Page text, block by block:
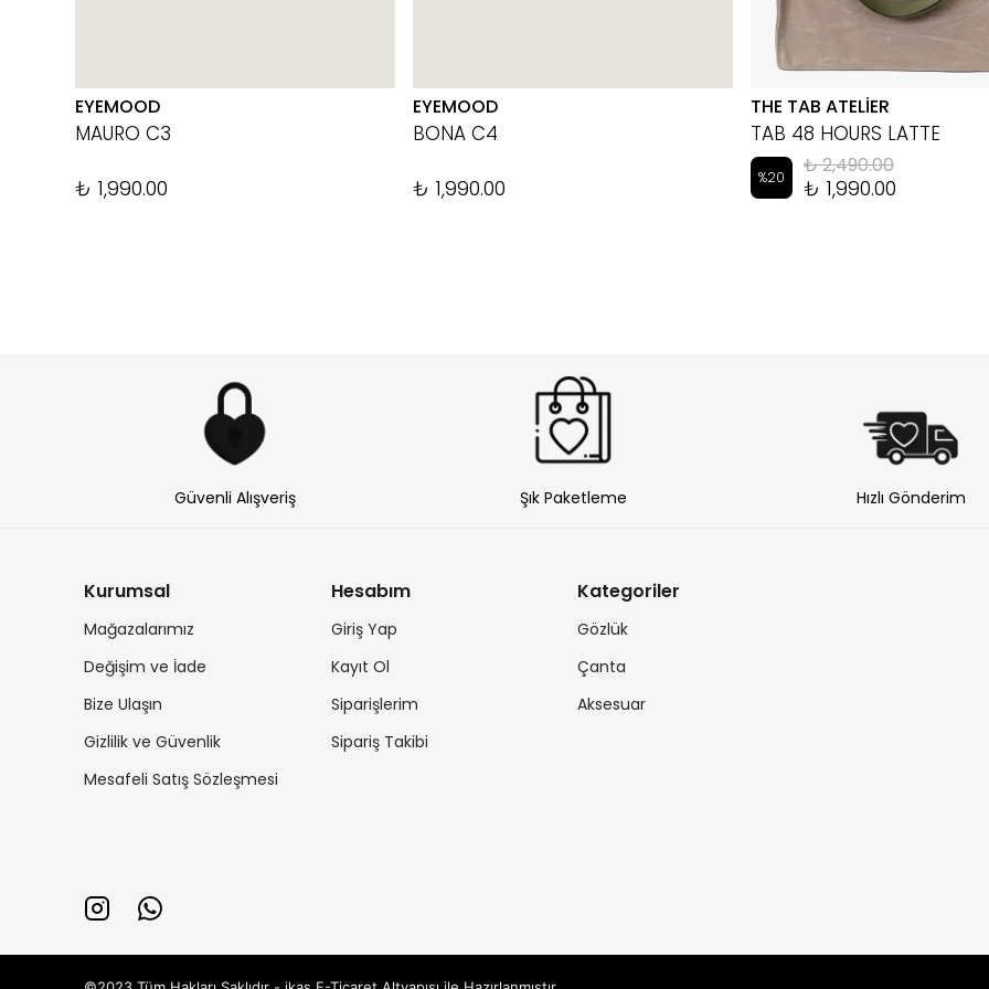
EYEMOOD
MAURO C3
₺ 1,990.00
EYEMOOD
BONA C4
₺ 1,990.00
THE TAB ATELİER
TAB 48 HOURS LATTE
%20 ₺ 2,490.00
₺ 1,990.00
Güvenli Alışveriş Şık Paketleme Hızlı Gönderim
Kurumsal
Mağazalarımız
Değişim ve İade
Bize Ulaşın
Gizlilik ve Güvenlik
Mesafeli Satış Sözleşmesi
Hesabım
Giriş Yap
Kayıt Ol
Siparişlerim
Sipariş Takibi
Kategoriler
Gözlük
Çanta
Aksesuar